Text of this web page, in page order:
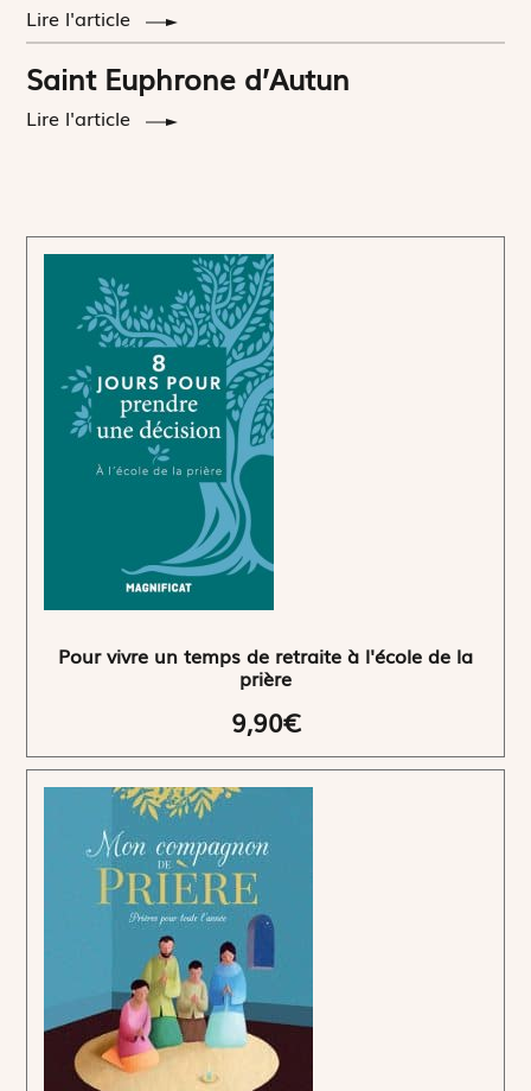
Lire l'article
Saint Euphrone d’Autun
Lire l'article
Pour vivre un temps de retraite à l'école de la
prière
9,90€